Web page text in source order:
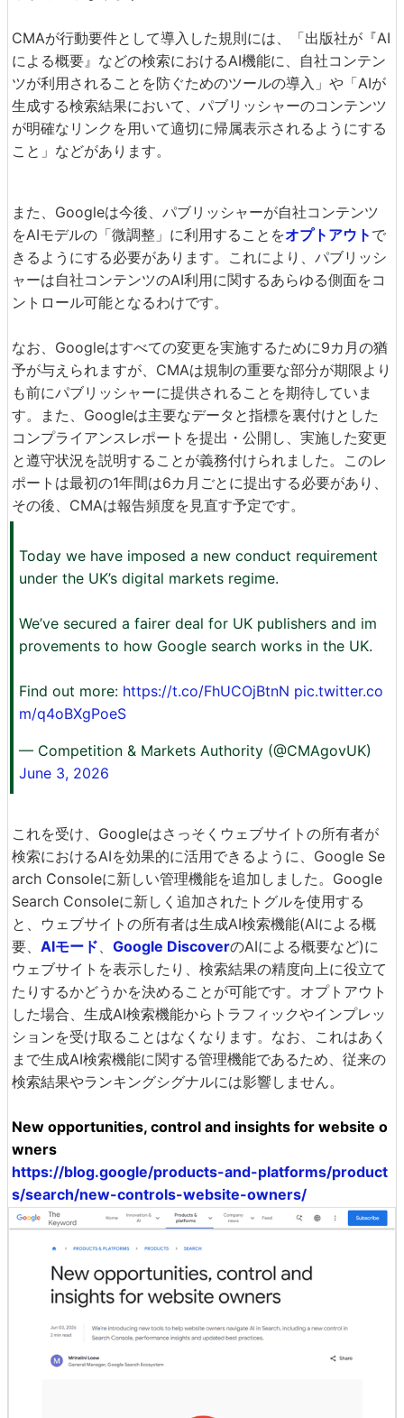
CMAが行動要件として導入した規則には、「出版社が『AI
による概要』などの検索におけるAI機能に、自社コンテン
ツが利用されることを防ぐためのツールの導入」や「AIが
生成する検索結果において、パブリッシャーのコンテンツ
が明確なリンクを用いて適切に帰属表示されるようにする
こと」などがあります。
また、Googleは今後、パブリッシャーが自社コンテンツ
をAIモデルの「微調整」に利用することをオプトアウト で
きるようにする必要があります。これにより、パブリッシ
ャーは自社コンテンツのAI利用に関するあらゆる側面をコ
ントロール可能となるわけです。
なお、Googleはすべての変更を実施するために9カ月の猶
予が与えられますが、CMAは規制の重要な部分が期限より
も前にパブリッシャーに提供されることを期待していま
す。また、Googleは主要なデータと指標を裏付けとした
コンプライアンスレポートを提出・公開し、実施した変更
と遵守状況を説明することが義務付けられました。このレ
ポートは最初の1年間は6カ月ごとに提出する必要があり、
その後、CMAは報告頻度を見直す予定です。
Today we have imposed a new conduct requirement
under the UK’s digital markets regime.
We’ve secured a fairer deal for UK publishers and im
provements to how Google search works in the UK.
Find out more: https://t.co/FhUCOjBtnN pic.twitter.co
m/q4oBXgPoeS
— Competition & Markets Authority (@CMAgovUK)
June 3, 2026
これを受け、Googleはさっそくウェブサイトの所有者が
検索におけるAIを効果的に活用できるように、Google Se
arch Consoleに新しい管理機能を追加しました。Google
Search Consoleに新しく追加されたトグルを使用する
と、ウェブサイトの所有者は生成AI検索機能(AIによる概
要、 AIモード、 Google DiscoverのAIによる概要など)に
ウェブサイトを表示したり、検索結果の精度向上に役立て
たりするかどうかを決めることが可能です。オプトアウト
した場合、生成AI検索機能からトラフィックやインプレッ
ションを受け取ることはなくなります。なお、これはあく
まで生成AI検索機能に関する管理機能であるため、従来の
検索結果やランキングシグナルには影響しません。
New opportunities, control and insights for website o
wners
https://blog.google/products-and-platforms/product
s/search/new-controls-website-owners/